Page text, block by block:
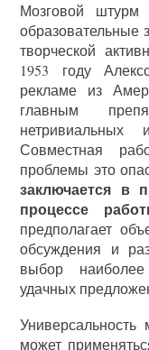
Мозговой
образовательные
творческой
1953 году
рекламе из
главным
нетривиальных
Совместная
проблемы это
заключается в
процессе
предполагает
обсуждения и
выбор
удачных
может